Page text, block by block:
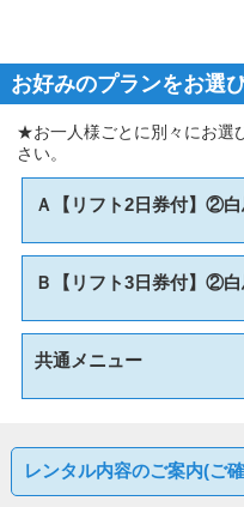
お好みのプランをお選
★お一人様ごとに別々にお選
さい。
Ａ【リフト2日券付】②
Ｂ【リフト3日券付】②
共通メニュー
レンタル内容のご案内(ご